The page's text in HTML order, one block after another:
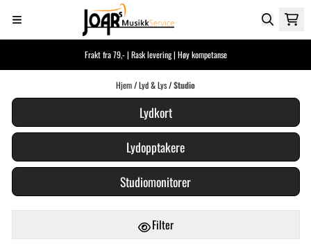
Hopp til innhold
Frakt fra 79,- | Rask levering | Høy kompetanse
Hjem/Lyd & Lys/Studio
Lydkort
Lydopptakere
Studiomonitorer
Filter